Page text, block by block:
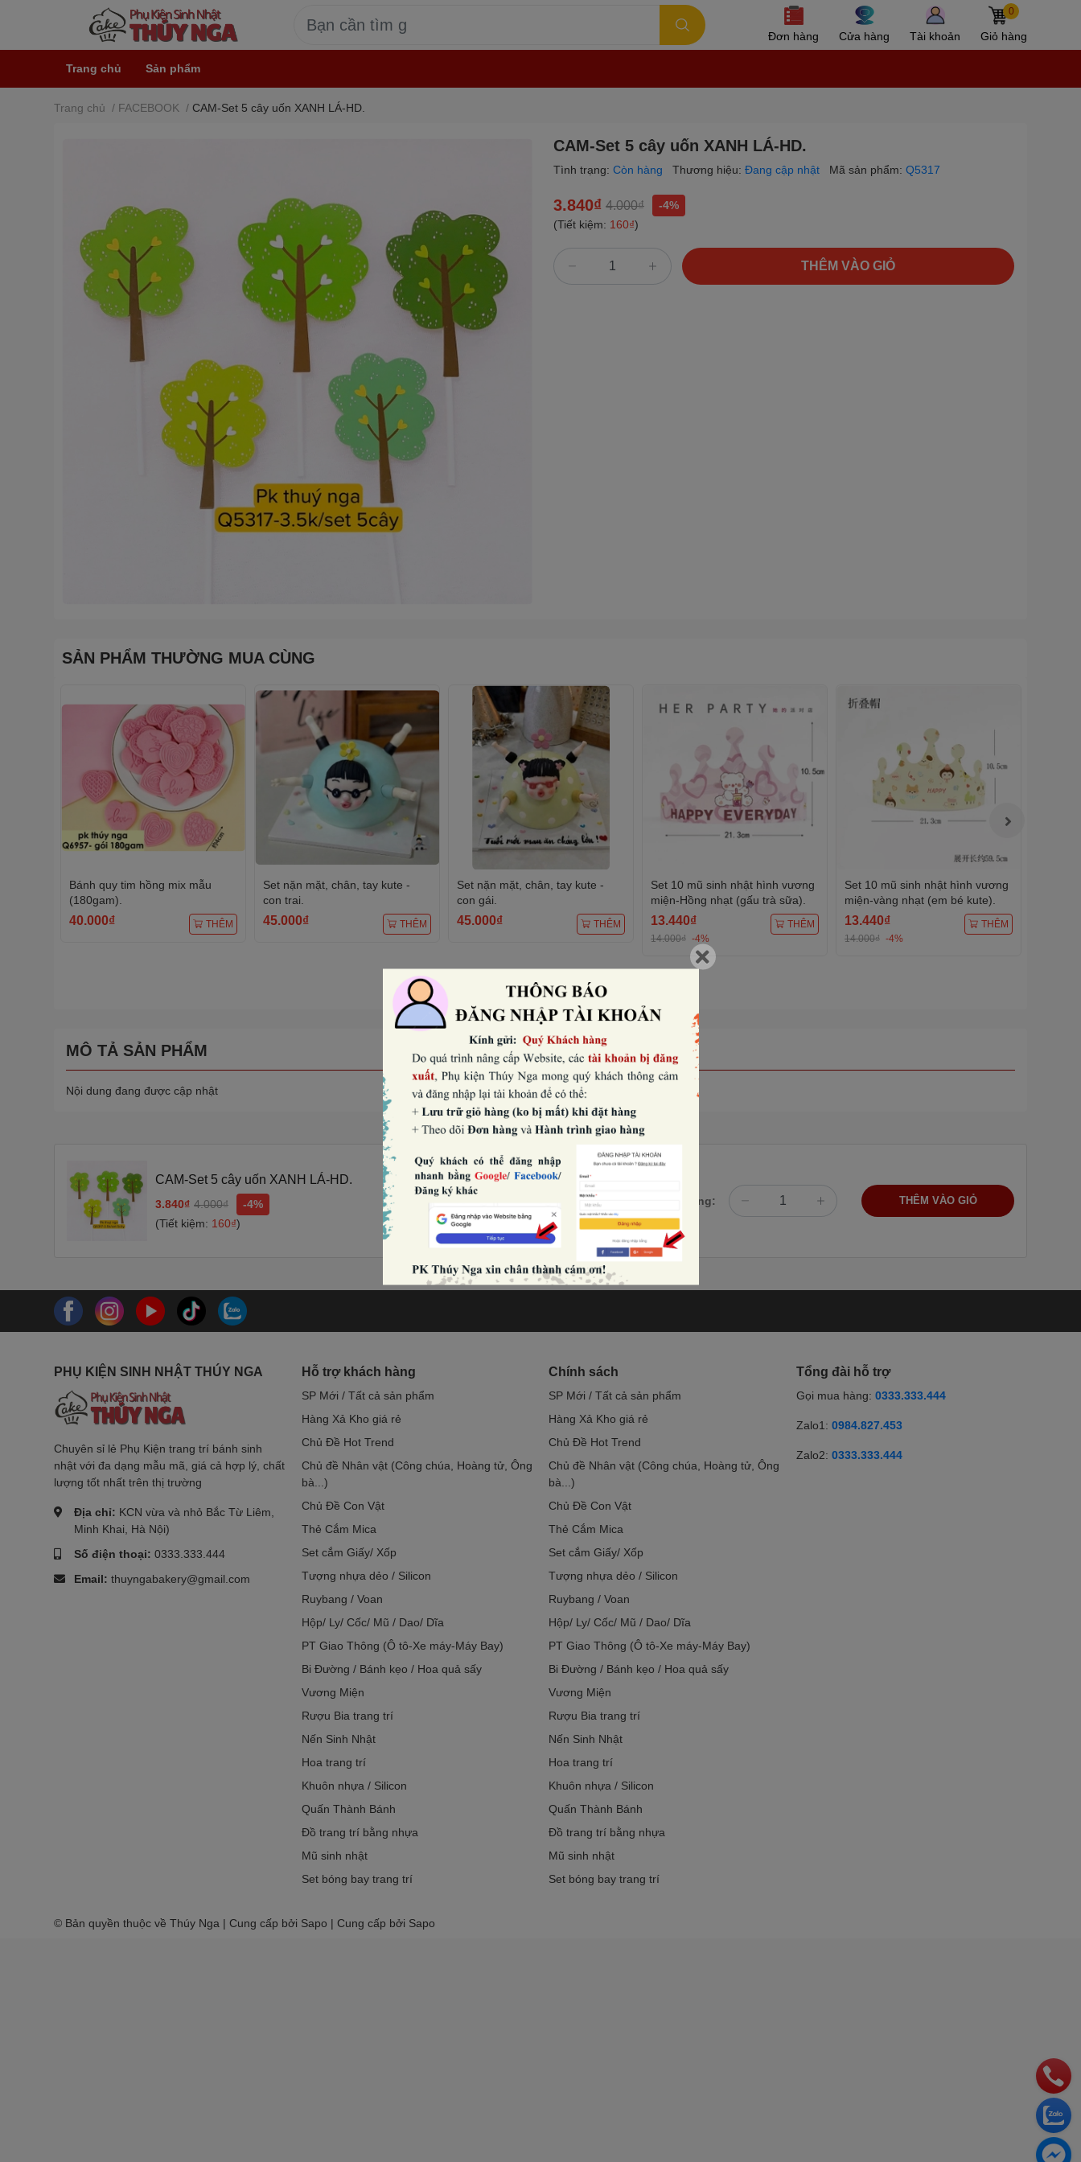
Đơn hàng Cửa hàng Tài khoản
0
Giỏ hàng
Trang chủ Sản phẩm
Trang chủ / FACEBOOK / CAM-Set 5 cây uốn XANH LÁ-HD.
CAM-Set 5 cây uốn XANH LÁ-HD.
Tình trạng: Còn hàng Thương hiệu: Đang cập nhật Mã sản phẩm: Q5317
3.840₫ 4.000₫
-4%
(Tiết kiệm: 160₫)
THÊM VÀO GIỎ
SẢN PHẨM THƯỜNG MUA CÙNG
Bánh quy tim hồng mix mẫu
(180gam).
40.000₫ THÊM
Set nặn mặt, chân, tay kute -
con trai.
45.000₫ THÊM
Set nặn mặt, chân, tay kute -
con gái.
45.000₫ THÊM
Set 10 mũ sinh nhật hình vương
miện-Hồng nhạt (gấu trà sữa).
13.440₫
14.000₫ -4%
THÊM
Set 10 mũ sinh nhật hình vương
miện-vàng nhạt (em bé kute).
13.440₫
14.000₫ -4%
THÊM
Xem tất cả
MÔ TẢ SẢN PHẨM
Nội dung đang được cập nhật
CAM-Set 5 cây uốn XANH LÁ-HD.
3.840₫ 4.000₫
-4%
(Tiết kiệm: 160₫)
Số lượng: THÊM VÀO GIỎ
PHỤ KIỆN SINH NHẬT THÚY NGA
Chuyên sỉ lẻ Phụ Kiện trang trí bánh sinh
nhật với đa dạng mẫu mã, giá cả hợp lý, chất
lượng tốt nhất trên thị trường
Địa chỉ: KCN vừa và nhỏ Bắc Từ Liêm,
Minh Khai, Hà Nội)
Số điện thoại: 0333.333.444
Email: thuyngabakery@gmail.com
Hỗ trợ khách hàng
SP Mới / Tất cả sản phẩm
Hàng Xả Kho giá rẻ
Chủ Đề Hot Trend
Chủ đề Nhân vật (Công chúa, Hoàng tử, Ông
bà...)
Chủ Đề Con Vật
Thẻ Cắm Mica
Set cắm Giấy/ Xốp
Tượng nhựa dẻo / Silicon
Ruybang / Voan
Hộp/ Ly/ Cốc/ Mũ / Dao/ Dĩa
PT Giao Thông (Ô tô-Xe máy-Máy Bay)
Bi Đường / Bánh kẹo / Hoa quả sấy
Vương Miện
Rượu Bia trang trí
Nến Sinh Nhật
Hoa trang trí
Khuôn nhựa / Silicon
Quấn Thành Bánh
Đồ trang trí bằng nhựa
Mũ sinh nhật
Set bóng bay trang trí
Chính sách
SP Mới / Tất cả sản phẩm
Hàng Xả Kho giá rẻ
Chủ Đề Hot Trend
Chủ đề Nhân vật (Công chúa, Hoàng tử, Ông
bà...)
Chủ Đề Con Vật
Thẻ Cắm Mica
Set cắm Giấy/ Xốp
Tượng nhựa dẻo / Silicon
Ruybang / Voan
Hộp/ Ly/ Cốc/ Mũ / Dao/ Dĩa
PT Giao Thông (Ô tô-Xe máy-Máy Bay)
Bi Đường / Bánh kẹo / Hoa quả sấy
Vương Miện
Rượu Bia trang trí
Nến Sinh Nhật
Hoa trang trí
Khuôn nhựa / Silicon
Quấn Thành Bánh
Đồ trang trí bằng nhựa
Mũ sinh nhật
Set bóng bay trang trí
Tổng đài hỗ trợ
Gọi mua hàng: 0333.333.444
Zalo1: 0984.827.453
Zalo2: 0333.333.444
© Bản quyền thuộc về Thúy Nga | Cung cấp bởi Sapo | Cung cấp bởi Sapo